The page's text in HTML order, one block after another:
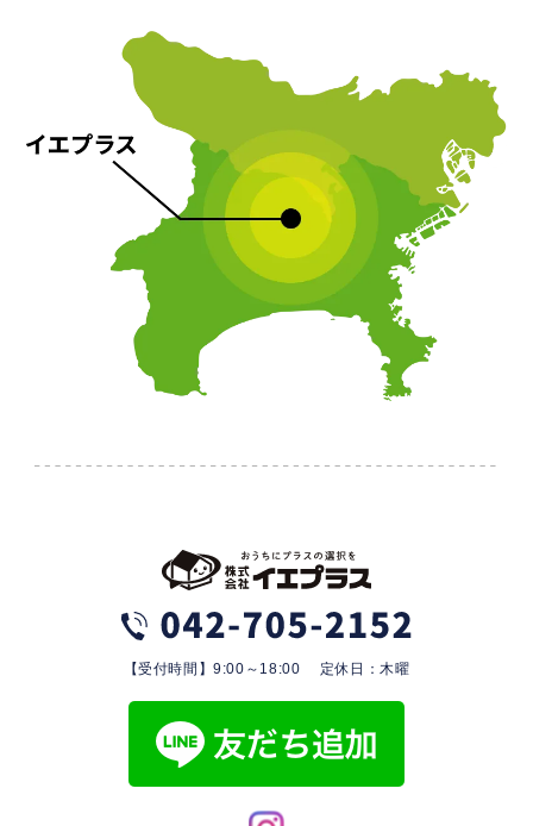
【受付時間】9:00～18:00 定休日：木曜